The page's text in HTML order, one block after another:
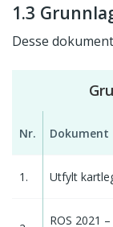
1.3
Desse
Nr. Dokument
1. Utfylt
ROS 2021